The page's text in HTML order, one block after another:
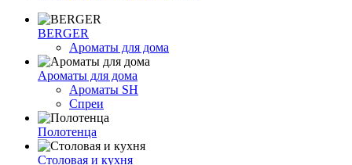
BERGER
Ароматы для дома
Ароматы для дома
Ароматы SH
Спреи
Полотенца
Столовая и кухня